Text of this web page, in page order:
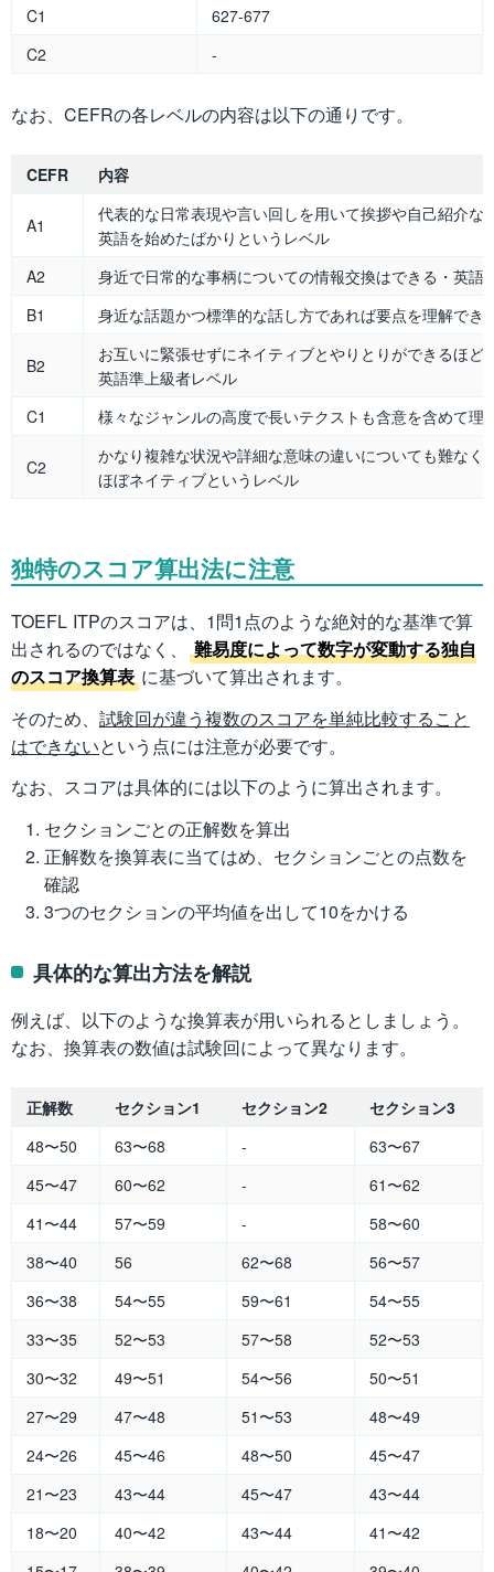
C1
627-677
C2
-
なお、CEFRの各レベルの内容は以下の通りです。
CEFR 内容
A1
代表的な日常表現や言い回しを用いて挨拶や自己紹介な
英語を始めたばかりというレベル
A2
身近で日常的な事柄についての情報交換はできる・英語
B1
身近な話題かつ標準的な話し方であれば要点を理解でき
B2
お互いに緊張せずにネイティブとやりとりができるほど
英語準上級者レベル
C1
様々なジャンルの高度で長いテクストも含意を含めて理
C2
かなり複雑な状況や詳細な意味の違いについても難なく
ほぼネイティブというレベル
独特のスコア算出法に注意
TOEFL ITPのスコアは、1問1点のような絶対的な基準で算
出されるのではなく、
難易度によって数字が変動する独自
のスコア換算表 に基づいて算出されます。
そのため、 試験回が違う複数のスコアを単純比較すること
はできないという点には注意が必要です。
なお、スコアは具体的には以下のように算出されます。
セクションごとの正解数を算出
正解数を換算表に当てはめ、セクションごとの点数を
確認
3つのセクションの平均値を出して10をかける
具体的な算出方法を解説
例えば、以下のような換算表が用いられるとしましょう。
なお、換算表の数値は試験回によって異なります。
正解数 セクション1 セクション2
セクション3
48〜50
63〜68 -
63〜67
45〜47
60〜62 -
61〜62
41〜44
57〜59 -
58〜60
38〜40
56 62〜68
56〜57
36〜38
54〜55 59〜61
54〜55
33〜35
52〜53 57〜58
52〜53
30〜32
49〜51 54〜56
50〜51
27〜29
47〜48 51〜53
48〜49
24〜26
45〜46 48〜50
45〜47
21〜23
43〜44 45〜47
43〜44
18〜20
40〜42 43〜44
41〜42